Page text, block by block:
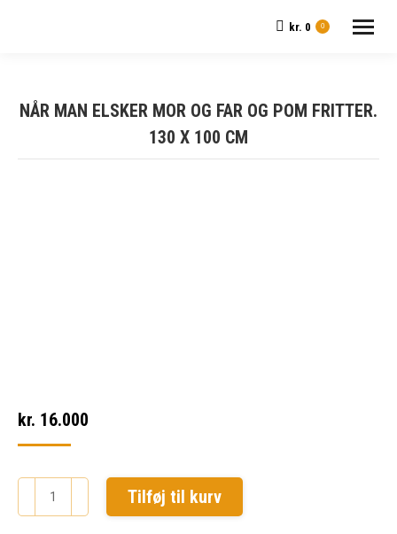
kr. 0 0
NÅR MAN ELSKER MOR OG FAR OG POM FRITTER.
130 X 100 CM
kr. 16.000
man
Tilføj til kurv